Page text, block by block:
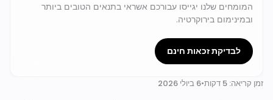
המומחים שלנו יגייסו עבורכם אשראי בתנאים הטובים ביותר
ובמינימום בירוקרטיה.
לבדיקת זכאות חינם
זמן קריאה: 5 דקות •6 ביולי 2026